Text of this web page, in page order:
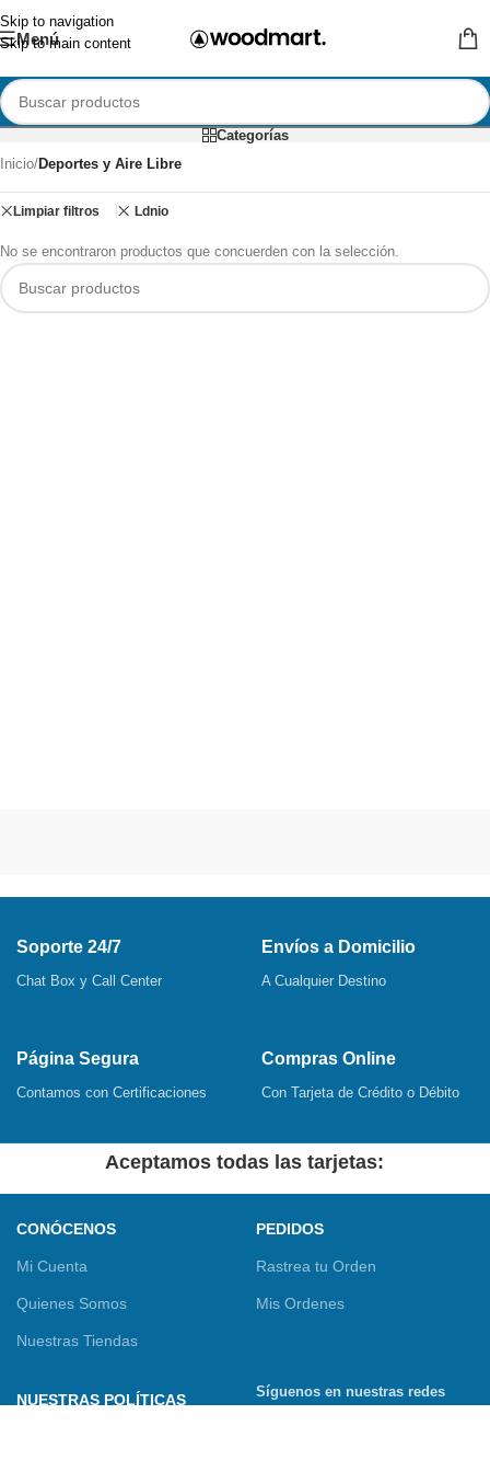
Skip to navigation
Skip to main content
Menú
Categorías
Inicio/Deportes y Aire Libre
Limpiar filtros Ldnio
No se encontraron productos que concuerden con la selección.
Soporte 24/7
Chat Box y Call Center
Envíos a Domicilio
A Cualquier Destino
Página Segura
Contamos con Certificaciones
Compras Online
Con Tarjeta de Crédito o Débito
Aceptamos todas las tarjetas:
CONÓCENOS
Mi Cuenta
Quienes Somos
Nuestras Tiendas
PEDIDOS
Rastrea tu Orden
Mis Ordenes
NUESTRAS POLÍTICAS
Síguenos en nuestras redes